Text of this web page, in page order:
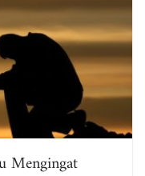
Mengingat